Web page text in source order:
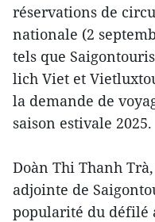
réservations de
nationale (2
tels que
lich Viet et
la demande de
saison estivale 2025.
Doàn Thi Thanh
adjointe de
popularité du défilé